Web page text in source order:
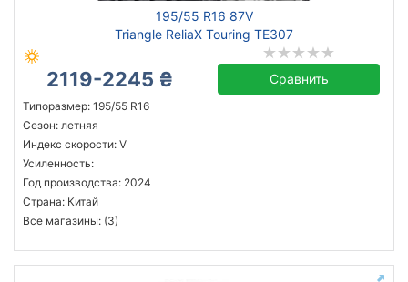
195/55 R16 87V
Triangle ReliaX Touring TE307
2119-2245 ₴ Сравнить
Типоразмер: 195/55 R16
Сезон: летняя
Индекс скорости: V
Усиленность:
Год производства: 2024
Страна: Китай
Все магазины: (3)